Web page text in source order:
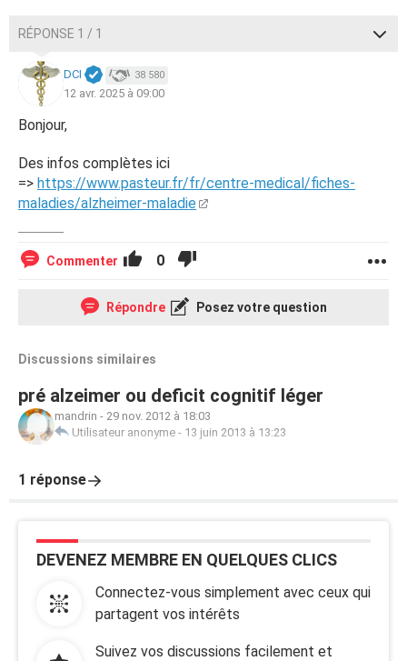
RÉPONSE 1 / 1
DCI 38 580
12 avr. 2025 à 09:00
Bonjour,
Des infos complètes ici
=> https://www.pasteur.fr/fr/centre-medical/fiches-
maladies/alzheimer-maladie
Commenter 0
Répondre Posez votre question
Discussions similaires
pré alzeimer ou deficit cognitif léger
mandrin - 29 nov. 2012 à 18:03
Utilisateur anonyme - 13 juin 2013 à 13:23
1 réponse
DEVENEZ MEMBRE EN QUELQUES CLICS
Connectez-vous simplement avec ceux qui
partagent vos intérêts
Suivez vos discussions facilement et